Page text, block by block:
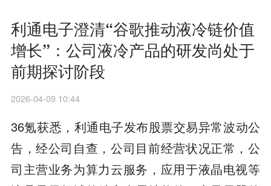
利通电子澄清“谷歌推动液冷链价值
增长”：公司液冷产品的研发尚处于
前期探讨阶段
2026-04-09 10:44
36氪获悉，利通电子发布股票交易异常波动公
告，经公司自查，公司目前经营状况正常，公
司主营业务为算力云服务，应用于液晶电视等